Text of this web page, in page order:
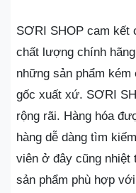
SƠRI SHOP cam kết
chất lượng chính
những sản phẩm
gốc xuất xứ. SƠRI
rộng rãi. Hàng hóa
hàng dễ dàng tìm
viên ở đây cũng nhiệt
sản phẩm phù hợp